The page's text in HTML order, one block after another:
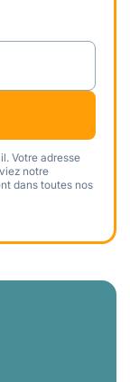
Votre adresse
notre
dans toutes nos